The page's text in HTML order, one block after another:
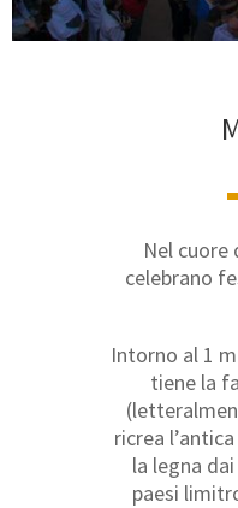
Nel cuore
celebrano
Intorno al 1
tiene la
ricrea
la legna
paesi